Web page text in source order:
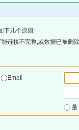
下几个原因:
链接不完整,或数据已被删
Email